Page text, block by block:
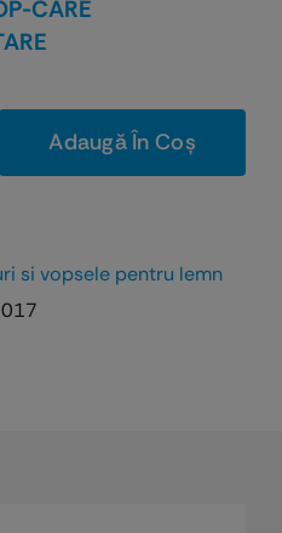
CARE
Adaugă În Coș
si vopsele pentru lemn